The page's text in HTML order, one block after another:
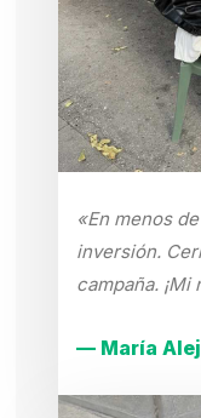
«En menos
inversión.
campaña.
— María